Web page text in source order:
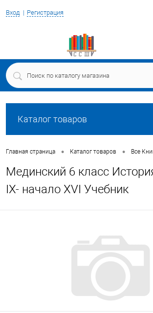
Вход Регистрация
Каталог товаров
Главная страница • Каталог товаров • Все
Мединский 6 класс
IX- начало XVI Учебник